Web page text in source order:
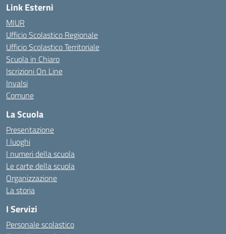
Link Esterni
MIUR
Ufficio Scolastico Regionale
Ufficio Scolastico Territoriale
Scuola in Chiaro
Iscrizioni On Line
Invalsi
Comune
La Scuola
Presentazione
I luoghi
I numeri della scuola
Le carte della scuola
Organizzazione
La storia
I Servizi
Personale scolastico